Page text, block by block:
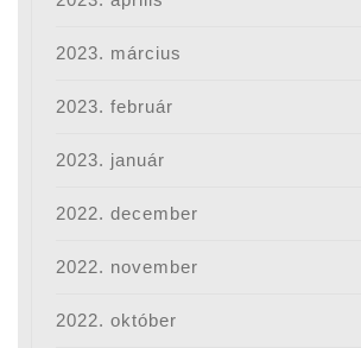
2023. március
2023. február
2023. január
2022. december
2022. november
2022. október